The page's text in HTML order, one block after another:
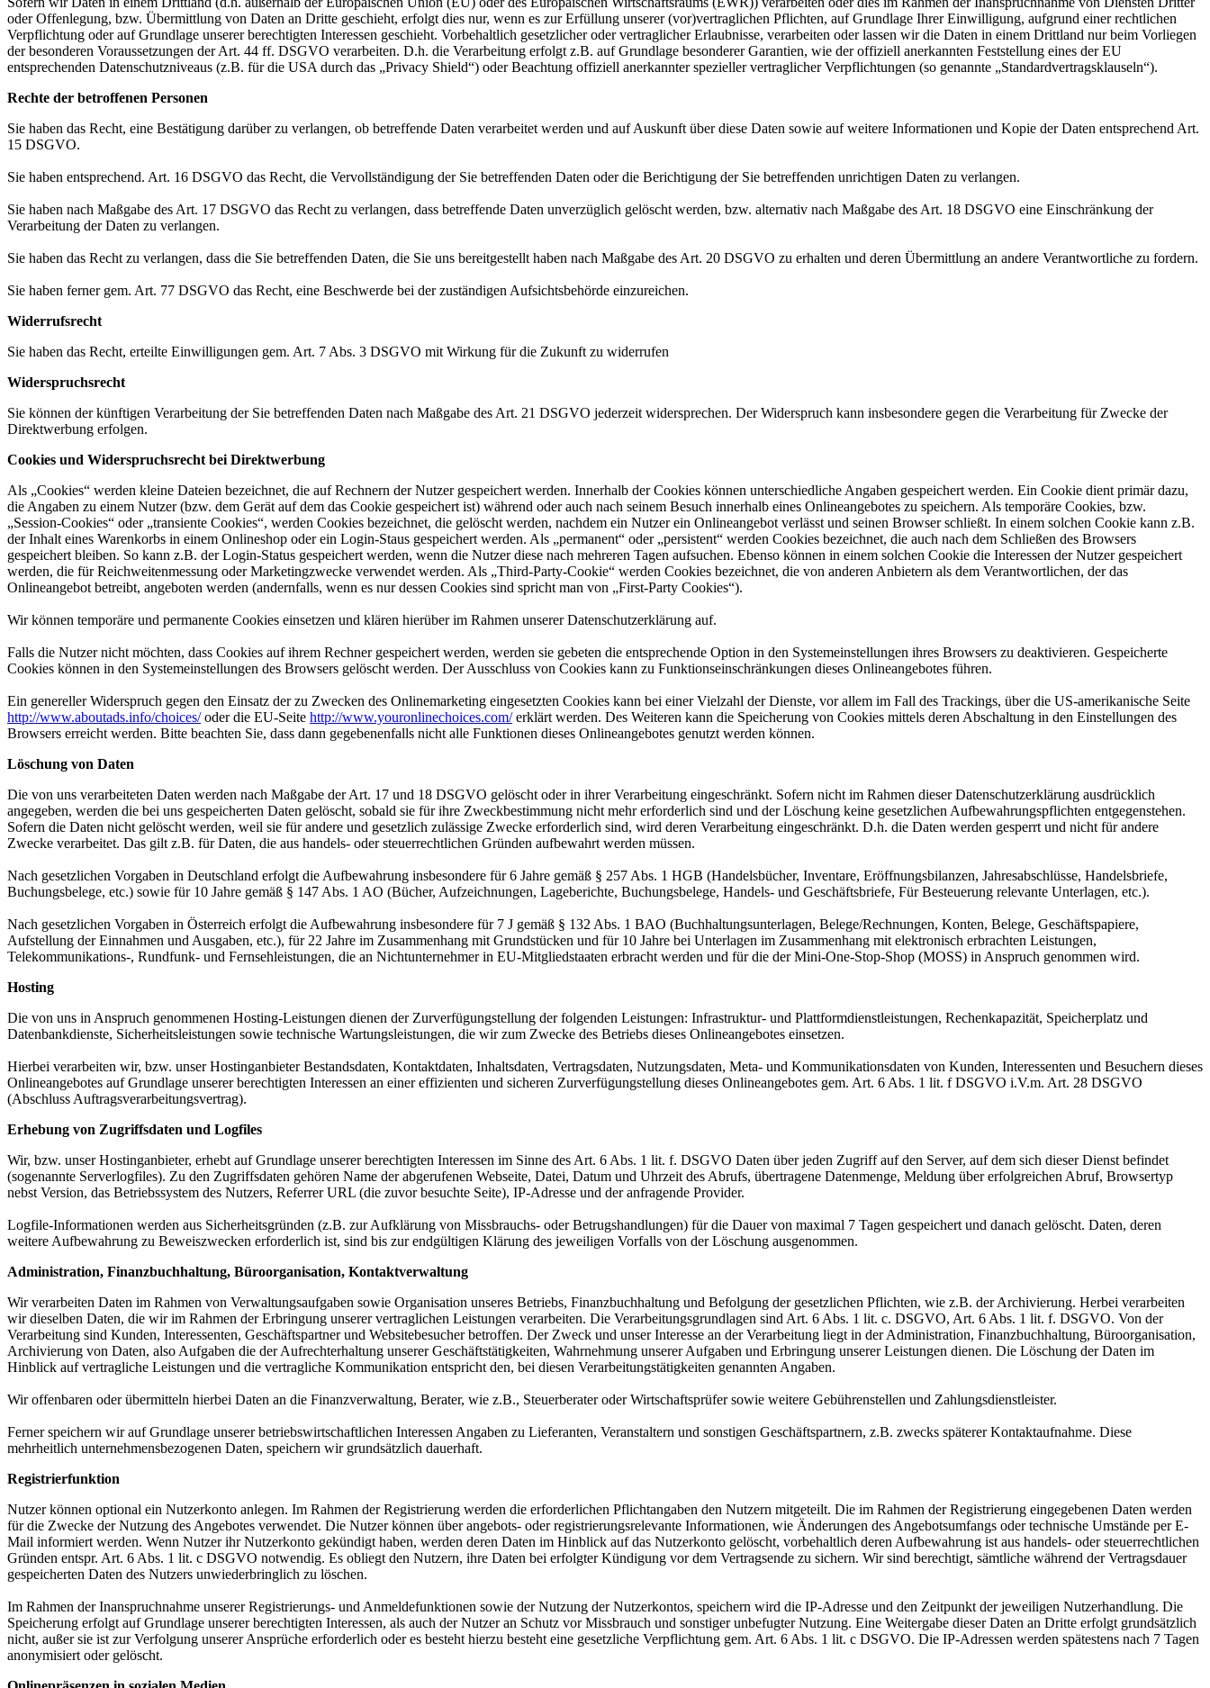
oder Offenlegung, bzw. Übermittlung von Daten an Dritte geschieht, erfolgt dies nur, wenn es zur Erfüllung unserer (vor)vertraglichen Pflichten, auf Grundlage Ihrer Einwilligung, aufgrund einer rechtlichen
Verpflichtung oder auf Grundlage unserer berechtigten Interessen geschieht. Vorbehaltlich gesetzlicher oder vertraglicher Erlaubnisse, verarbeiten oder lassen wir die Daten in einem Drittland nur beim Vorliegen
der besonderen Voraussetzungen der Art. 44 ff. DSGVO verarbeiten. D.h. die Verarbeitung erfolgt z.B. auf Grundlage besonderer Garantien, wie der offiziell anerkannten Feststellung eines der EU
entsprechenden Datenschutzniveaus (z.B. für die USA durch das „Privacy Shield“) oder Beachtung offiziell anerkannter spezieller vertraglicher Verpflichtungen (so genannte „Standardvertragsklauseln“).
Rechte der betroffenen Personen
Sie haben das Recht, eine Bestätigung darüber zu verlangen, ob betreffende Daten verarbeitet werden und auf Auskunft über diese Daten sowie auf weitere Informationen und Kopie der Daten entsprechend Art.
15 DSGVO.
Sie haben entsprechend. Art. 16 DSGVO das Recht, die Vervollständigung der Sie betreffenden Daten oder die Berichtigung der Sie betreffenden unrichtigen Daten zu verlangen.
Sie haben nach Maßgabe des Art. 17 DSGVO das Recht zu verlangen, dass betreffende Daten unverzüglich gelöscht werden, bzw. alternativ nach Maßgabe des Art. 18 DSGVO eine Einschränkung der
Verarbeitung der Daten zu verlangen.
Sie haben das Recht zu verlangen, dass die Sie betreffenden Daten, die Sie uns bereitgestellt haben nach Maßgabe des Art. 20 DSGVO zu erhalten und deren Übermittlung an andere Verantwortliche zu fordern.
Sie haben ferner gem. Art. 77 DSGVO das Recht, eine Beschwerde bei der zuständigen Aufsichtsbehörde einzureichen.
Widerrufsrecht
Sie haben das Recht, erteilte Einwilligungen gem. Art. 7 Abs. 3 DSGVO mit Wirkung für die Zukunft zu widerrufen
Widerspruchsrecht
Sie können der künftigen Verarbeitung der Sie betreffenden Daten nach Maßgabe des Art. 21 DSGVO jederzeit widersprechen. Der Widerspruch kann insbesondere gegen die Verarbeitung für Zwecke der
Direktwerbung erfolgen.
Cookies und Widerspruchsrecht bei Direktwerbung
Als „Cookies“ werden kleine Dateien bezeichnet, die auf Rechnern der Nutzer gespeichert werden. Innerhalb der Cookies können unterschiedliche Angaben gespeichert werden. Ein Cookie dient primär dazu,
die Angaben zu einem Nutzer (bzw. dem Gerät auf dem das Cookie gespeichert ist) während oder auch nach seinem Besuch innerhalb eines Onlineangebotes zu speichern. Als temporäre Cookies, bzw.
„Session-Cookies“ oder „transiente Cookies“, werden Cookies bezeichnet, die gelöscht werden, nachdem ein Nutzer ein Onlineangebot verlässt und seinen Browser schließt. In einem solchen Cookie kann z.B.
der Inhalt eines Warenkorbs in einem Onlineshop oder ein Login-Staus gespeichert werden. Als „permanent“ oder „persistent“ werden Cookies bezeichnet, die auch nach dem Schließen des Browsers
gespeichert bleiben. So kann z.B. der Login-Status gespeichert werden, wenn die Nutzer diese nach mehreren Tagen aufsuchen. Ebenso können in einem solchen Cookie die Interessen der Nutzer gespeichert
werden, die für Reichweitenmessung oder Marketingzwecke verwendet werden. Als „Third-Party-Cookie“ werden Cookies bezeichnet, die von anderen Anbietern als dem Verantwortlichen, der das
Onlineangebot betreibt, angeboten werden (andernfalls, wenn es nur dessen Cookies sind spricht man von „First-Party Cookies“).
Wir können temporäre und permanente Cookies einsetzen und klären hierüber im Rahmen unserer Datenschutzerklärung auf.
Falls die Nutzer nicht möchten, dass Cookies auf ihrem Rechner gespeichert werden, werden sie gebeten die entsprechende Option in den Systemeinstellungen ihres Browsers zu deaktivieren. Gespeicherte
Cookies können in den Systemeinstellungen des Browsers gelöscht werden. Der Ausschluss von Cookies kann zu Funktionseinschränkungen dieses Onlineangebotes führen.
Ein genereller Widerspruch gegen den Einsatz der zu Zwecken des Onlinemarketing eingesetzten Cookies kann bei einer Vielzahl der Dienste, vor allem im Fall des Trackings, über die US-amerikanische Seite
http://www.aboutads.info/choices/oder die EU-Seite http://www.youronlinechoices.com/erklärt werden. Des Weiteren kann die Speicherung von Cookies mittels deren Abschaltung in den Einstellungen des
Browsers erreicht werden. Bitte beachten Sie, dass dann gegebenenfalls nicht alle Funktionen dieses Onlineangebotes genutzt werden können.
Löschung von Daten
Die von uns verarbeiteten Daten werden nach Maßgabe der Art. 17 und 18 DSGVO gelöscht oder in ihrer Verarbeitung eingeschränkt. Sofern nicht im Rahmen dieser Datenschutzerklärung ausdrücklich
angegeben, werden die bei uns gespeicherten Daten gelöscht, sobald sie für ihre Zweckbestimmung nicht mehr erforderlich sind und der Löschung keine gesetzlichen Aufbewahrungspflichten entgegenstehen.
Sofern die Daten nicht gelöscht werden, weil sie für andere und gesetzlich zulässige Zwecke erforderlich sind, wird deren Verarbeitung eingeschränkt. D.h. die Daten werden gesperrt und nicht für andere
Zwecke verarbeitet. Das gilt z.B. für Daten, die aus handels- oder steuerrechtlichen Gründen aufbewahrt werden müssen.
Nach gesetzlichen Vorgaben in Deutschland erfolgt die Aufbewahrung insbesondere für 6 Jahre gemäß § 257 Abs. 1 HGB (Handelsbücher, Inventare, Eröffnungsbilanzen, Jahresabschlüsse, Handelsbriefe,
Buchungsbelege, etc.) sowie für 10 Jahre gemäß § 147 Abs. 1 AO (Bücher, Aufzeichnungen, Lageberichte, Buchungsbelege, Handels- und Geschäftsbriefe, Für Besteuerung relevante Unterlagen, etc.).
Nach gesetzlichen Vorgaben in Österreich erfolgt die Aufbewahrung insbesondere für 7 J gemäß § 132 Abs. 1 BAO (Buchhaltungsunterlagen, Belege/Rechnungen, Konten, Belege, Geschäftspapiere,
Aufstellung der Einnahmen und Ausgaben, etc.), für 22 Jahre im Zusammenhang mit Grundstücken und für 10 Jahre bei Unterlagen im Zusammenhang mit elektronisch erbrachten Leistungen,
Telekommunikations-, Rundfunk- und Fernsehleistungen, die an Nichtunternehmer in EU-Mitgliedstaaten erbracht werden und für die der Mini-One-Stop-Shop (MOSS) in Anspruch genommen wird.
Hosting
Die von uns in Anspruch genommenen Hosting-Leistungen dienen der Zurverfügungstellung der folgenden Leistungen: Infrastruktur- und Plattformdienstleistungen, Rechenkapazität, Speicherplatz und
Datenbankdienste, Sicherheitsleistungen sowie technische Wartungsleistungen, die wir zum Zwecke des Betriebs dieses Onlineangebotes einsetzen.
Hierbei verarbeiten wir, bzw. unser Hostinganbieter Bestandsdaten, Kontaktdaten, Inhaltsdaten, Vertragsdaten, Nutzungsdaten, Meta- und Kommunikationsdaten von Kunden, Interessenten und Besuchern dieses
Onlineangebotes auf Grundlage unserer berechtigten Interessen an einer effizienten und sicheren Zurverfügungstellung dieses Onlineangebotes gem. Art. 6 Abs. 1 lit. f DSGVO i.V.m. Art. 28 DSGVO
(Abschluss Auftragsverarbeitungsvertrag).
Erhebung von Zugriffsdaten und Logfiles
Wir, bzw. unser Hostinganbieter, erhebt auf Grundlage unserer berechtigten Interessen im Sinne des Art. 6 Abs. 1 lit. f. DSGVO Daten über jeden Zugriff auf den Server, auf dem sich dieser Dienst befindet
(sogenannte Serverlogfiles). Zu den Zugriffsdaten gehören Name der abgerufenen Webseite, Datei, Datum und Uhrzeit des Abrufs, übertragene Datenmenge, Meldung über erfolgreichen Abruf, Browsertyp
nebst Version, das Betriebssystem des Nutzers, Referrer URL (die zuvor besuchte Seite), IP-Adresse und der anfragende Provider.
Logfile-Informationen werden aus Sicherheitsgründen (z.B. zur Aufklärung von Missbrauchs- oder Betrugshandlungen) für die Dauer von maximal 7 Tagen gespeichert und danach gelöscht. Daten, deren
weitere Aufbewahrung zu Beweiszwecken erforderlich ist, sind bis zur endgültigen Klärung des jeweiligen Vorfalls von der Löschung ausgenommen.
Administration, Finanzbuchhaltung, Büroorganisation, Kontaktverwaltung
Wir verarbeiten Daten im Rahmen von Verwaltungsaufgaben sowie Organisation unseres Betriebs, Finanzbuchhaltung und Befolgung der gesetzlichen Pflichten, wie z.B. der Archivierung. Herbei verarbeiten
wir dieselben Daten, die wir im Rahmen der Erbringung unserer vertraglichen Leistungen verarbeiten. Die Verarbeitungsgrundlagen sind Art. 6 Abs. 1 lit. c. DSGVO, Art. 6 Abs. 1 lit. f. DSGVO. Von der
Verarbeitung sind Kunden, Interessenten, Geschäftspartner und Websitebesucher betroffen. Der Zweck und unser Interesse an der Verarbeitung liegt in der Administration, Finanzbuchhaltung, Büroorganisation,
Archivierung von Daten, also Aufgaben die der Aufrechterhaltung unserer Geschäftstätigkeiten, Wahrnehmung unserer Aufgaben und Erbringung unserer Leistungen dienen. Die Löschung der Daten im
Hinblick auf vertragliche Leistungen und die vertragliche Kommunikation entspricht den, bei diesen Verarbeitungstätigkeiten genannten Angaben.
Wir offenbaren oder übermitteln hierbei Daten an die Finanzverwaltung, Berater, wie z.B., Steuerberater oder Wirtschaftsprüfer sowie weitere Gebührenstellen und Zahlungsdienstleister.
Ferner speichern wir auf Grundlage unserer betriebswirtschaftlichen Interessen Angaben zu Lieferanten, Veranstaltern und sonstigen Geschäftspartnern, z.B. zwecks späterer Kontaktaufnahme. Diese
mehrheitlich unternehmensbezogenen Daten, speichern wir grundsätzlich dauerhaft.
Registrierfunktion
Nutzer können optional ein Nutzerkonto anlegen. Im Rahmen der Registrierung werden die erforderlichen Pflichtangaben den Nutzern mitgeteilt. Die im Rahmen der Registrierung eingegebenen Daten werden
für die Zwecke der Nutzung des Angebotes verwendet. Die Nutzer können über angebots- oder registrierungsrelevante Informationen, wie Änderungen des Angebotsumfangs oder technische Umstände per E-
Mail informiert werden. Wenn Nutzer ihr Nutzerkonto gekündigt haben, werden deren Daten im Hinblick auf das Nutzerkonto gelöscht, vorbehaltlich deren Aufbewahrung ist aus handels- oder steuerrechtlichen
Gründen entspr. Art. 6 Abs. 1 lit. c DSGVO notwendig. Es obliegt den Nutzern, ihre Daten bei erfolgter Kündigung vor dem Vertragsende zu sichern. Wir sind berechtigt, sämtliche während der Vertragsdauer
gespeicherten Daten des Nutzers unwiederbringlich zu löschen.
Im Rahmen der Inanspruchnahme unserer Registrierungs- und Anmeldefunktionen sowie der Nutzung der Nutzerkontos, speichern wird die IP-Adresse und den Zeitpunkt der jeweiligen Nutzerhandlung. Die
Speicherung erfolgt auf Grundlage unserer berechtigten Interessen, als auch der Nutzer an Schutz vor Missbrauch und sonstiger unbefugter Nutzung. Eine Weitergabe dieser Daten an Dritte erfolgt grundsätzlich
nicht, außer sie ist zur Verfolgung unserer Ansprüche erforderlich oder es besteht hierzu besteht eine gesetzliche Verpflichtung gem. Art. 6 Abs. 1 lit. c DSGVO. Die IP-Adressen werden spätestens nach 7 Tagen
anonymisiert oder gelöscht.